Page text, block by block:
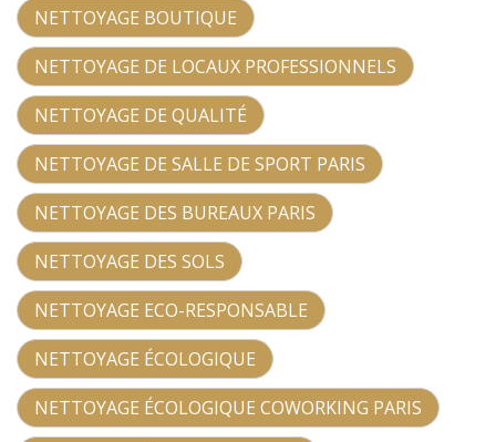
NETTOYAGE BOUTIQUE
NETTOYAGE DE LOCAUX PROFESSIONNELS
NETTOYAGE DE QUALITÉ
NETTOYAGE DE SALLE DE SPORT PARIS
NETTOYAGE DES BUREAUX PARIS
NETTOYAGE DES SOLS
NETTOYAGE ECO-RESPONSABLE
NETTOYAGE ÉCOLOGIQUE
NETTOYAGE ÉCOLOGIQUE COWORKING PARIS